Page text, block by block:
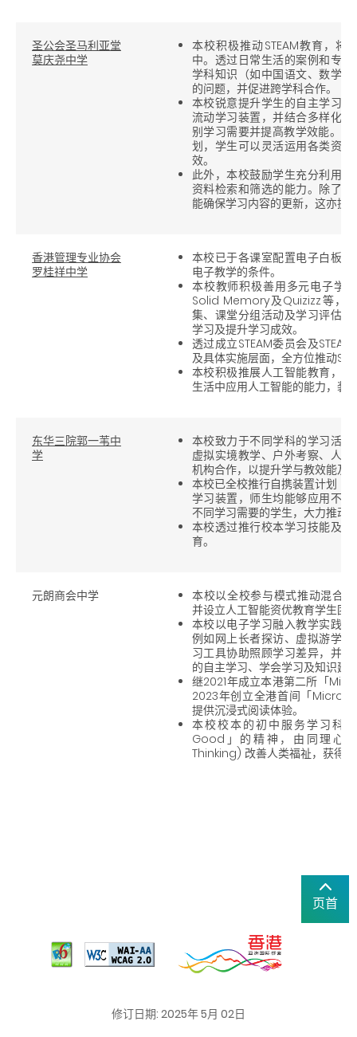
圣公会圣马利亚堂
莫庆尧中学
本校积极推动STEAM教育，将
中。透过日常生活的案例和专
学科知识（如中国语文、数学
的问题，并促进跨学科合作。
本校锐意提升学生的自主学习
流动学习装置，并结合多样化
别学习需要并提高教学效能。
划，学生可以灵活运用各类资
效。
此外，本校鼓励学生充分利用
资料检索和筛选的能力。除了
能确保学习内容的更新，这亦提
香港管理专业协会
罗桂祥中学
本校已于各课室配置电子白板
电子教学的条件。
本校教师积极善用多元电子学
Solid Memory及Quizizz等，
集、课堂分组活动及学习评估
学习及提升学习成效。
透过成立STEAM委员会及
及具体实施层面，全方位推动
本校积极推展人工智能教育，
生活中应用人工智能的能力，装
东华三院郭一苇中
学
本校致力于不同学科的学习活
虚拟实境教学、户外考察、人
机构合作，以提升学与教效能及
本校已全校推行自携装置计划
学习装置，师生均能够应用不
不同学习需要的学生，大力推动
本校透过推行校本学习技能及
育。
元朗商会中学
本校以全校参与模式推动混合
并设立人工智能资优教育学生团
本校以电子学习融入教学实践
例如网上长者探访、虚拟游学
习工具协助照顾学习差异，并
的自主学习、学会学习及知识建
继2021年成立本港第二所「
2023年创立全港首间「
提供沉浸式阅读体验。
本校校本的初中服务学习科
Good」的精神，由同理心
Thinking) 改善人类福祉，获得
页首
修订日期: 2025年 5月 02日